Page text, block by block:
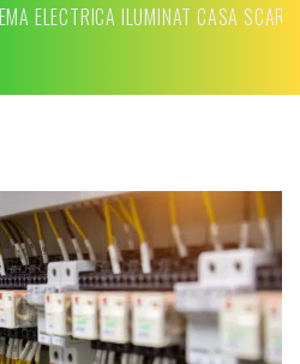
ELECTRICA ILUMINAT CASA SCARII